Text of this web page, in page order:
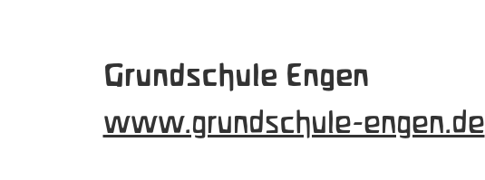
Grundschule Engen
www.grundschule-engen.de